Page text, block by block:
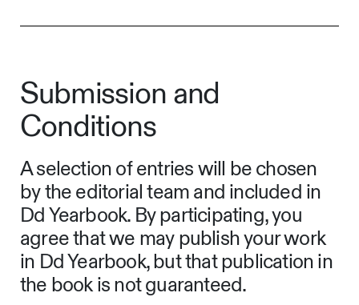
Submission and
Conditions
A selection of entries will be chosen
by the editorial team and included in
Dd Yearbook. By participating, you
agree that we may publish your work
in Dd Yearbook, but that publication in
the book is not guaranteed.